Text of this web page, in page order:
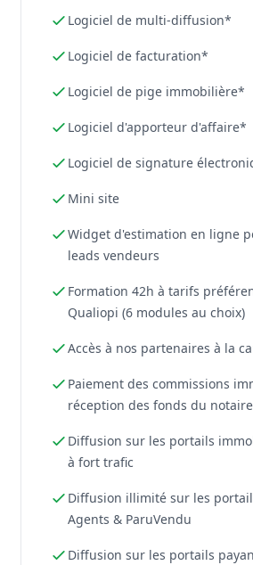
Logiciel de multi-diffusion*
Logiciel de facturation*
Logiciel de pige immobilière*
Logiciel d'apporteur d'affaire*
Logiciel de signature
Mini site
Widget d'estimation en ligne
leads vendeurs
Formation 42h à tarifs
Qualiopi (6 modules au choix)
Accès à nos partenaires à la
Paiement des commissions
réception des fonds du notaire
Diffusion sur les portails
à fort trafic
Diffusion illimité sur les
Agents & ParuVendu
Diffusion sur les portails